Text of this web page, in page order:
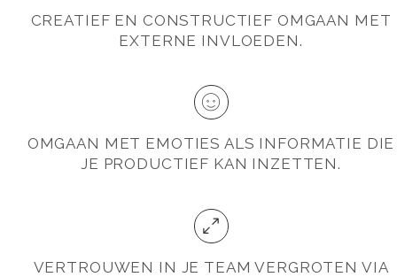
CREATIEF EN CONSTRUCTIEF OMGAAN MET
EXTERNE INVLOEDEN.
OMGAAN MET EMOTIES ALS INFORMATIE DIE
JE PRODUCTIEF KAN INZETTEN.
VERTROUWEN IN JE TEAM VERGROTEN VIA